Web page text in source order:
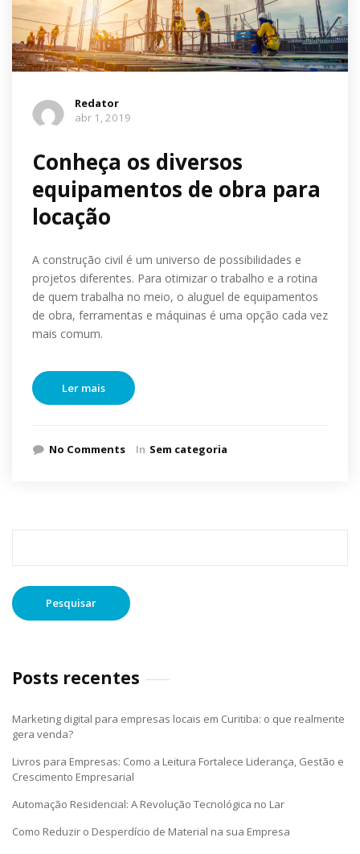
Redator
abr 1, 2019
Conheça os diversos
equipamentos de obra para
locação
A construção civil é um universo de possibilidades e
projetos diferentes. Para otimizar o trabalho e a rotina
de quem trabalha no meio, o aluguel de equipamentos
de obra, ferramentas e máquinas é uma opção cada vez
mais comum.
Ler mais
No Comments In Sem categoria
Posts recentes
Marketing digital para empresas locais em Curitiba: o que realmente
gera venda?
Livros para Empresas: Como a Leitura Fortalece Liderança, Gestão e
Crescimento Empresarial
Automação Residencial: A Revolução Tecnológica no Lar
Como Reduzir o Desperdício de Material na sua Empresa